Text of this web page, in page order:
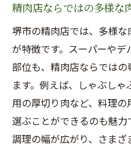
健康志向に応え
精肉店での買い物が
リット
お得な価格と質
地元経済を支え
個別対応で自分
地域イベントと
精肉店ならではの多様な
堺市の精肉店では、多様
が特徴です。スーパーや
部位も、精肉店ならでは
ます。例えば、しゃぶし
用の厚切り肉など、料理
選ぶことができるのも魅
調理の幅が広がり、さま